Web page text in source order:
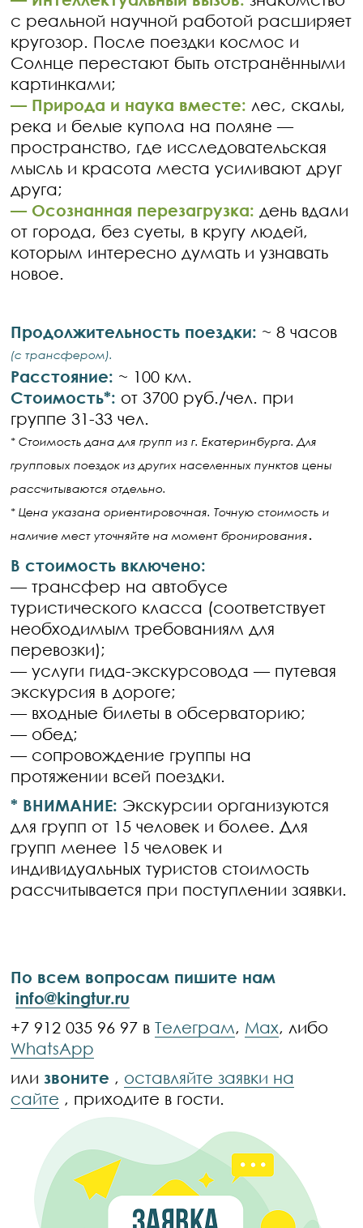
с реальной научной работой расширяет
кругозор. После поездки космос и
Солнце перестают быть отстранёнными
картинками;
— Природа и наука вместе: лес, скалы,
река и белые купола на поляне —
пространство, где исследовательская
мысль и красота места усиливают друг
друга;
— Осознанная перезагрузка: день вдали
от города, без суеты, в кругу людей,
которым интересно думать и узнавать
новое.
Продолжительность поездки: ~ 8 часов
(с трансфером).
Расстояние: ~ 100 км.
Стоимость*: от 3700 руб./чел. при
группе 31-33 чел.
* Стоимость дана для групп из г. Екатеринбурга. Для
групповых поездок из других населенных пунктов цены
рассчитываются отдельно.
* Цена указана ориентировочная. Точную стоимость и
наличие мест уточняйте на момент бронирования.
В стоимость включено:
— трансфер на автобусе
туристического класса (соответствует
необходимым требованиям для
перевозки);
— услуги гида-экскурсовода — путевая
экскурсия в дороге;
— входные билеты в обсерваторию;
— обед;
— сопровождение группы на
протяжении всей поездки.
* ВНИМАНИЕ: Экскурсии организуются
для групп от 15 человек и более. Для
групп менее 15 человек и
индивидуальных туристов стоимость
рассчитывается при поступлении заявки.
По всем вопросам пишите нам
info@kingtur.ru
+7 912 035 96 97 вТелеграм, Max, либо
WhatsApp
илизвоните , оставляйте заявки на
сайте , приходите в гости.